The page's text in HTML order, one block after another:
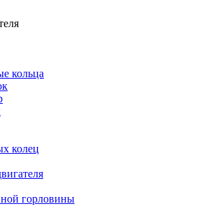
кольца
колец
горловины